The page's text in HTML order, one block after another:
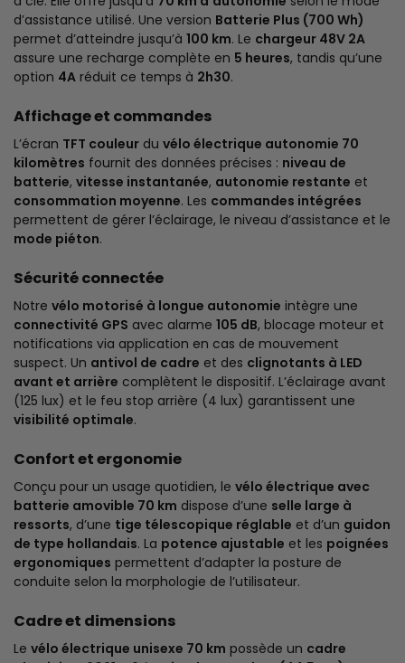
d’assistance utilisé. Une version Batterie Plus (700 Wh)
permet d’atteindre jusqu’à 100 km. Le chargeur 48V 2A
assure une recharge complète en 5 heures, tandis qu’une
option 4A réduit ce temps à 2h30.
Affichage et commandes
L’écran TFT couleur du vélo électrique autonomie 70
kilomètres fournit des données précises : niveau de
batterie, vitesse instantanée, autonomie restante et
consommation moyenne. Les commandes intégrées
permettent de gérer l’éclairage, le niveau d’assistance et le
mode piéton.
Sécurité connectée
Notre vélo motorisé à longue autonomie intègre une
connectivité GPS avec alarme 105 dB, blocage moteur et
notifications via application en cas de mouvement
suspect. Un antivol de cadre et des clignotants à LED
avant et arrière complètent le dispositif. L’éclairage avant
(125 lux) et le feu stop arrière (4 lux) garantissent une
visibilité optimale.
Confort et ergonomie
Conçu pour un usage quotidien, le vélo électrique avec
batterie amovible 70 km dispose d’une selle large à
ressorts, d’une tige télescopique réglable et d’un guidon
de type hollandais. La potence ajustable et les poignées
ergonomiques permettent d’adapter la posture de
conduite selon la morphologie de l’utilisateur.
Cadre et dimensions
Le vélo électrique unisexe 70 km possède un cadre